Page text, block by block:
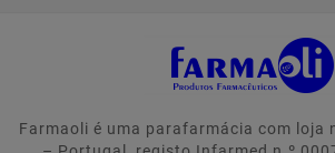
Farmaoli é uma parafarmácia com loja